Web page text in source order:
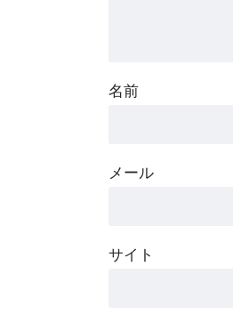
名前
メール
サイト